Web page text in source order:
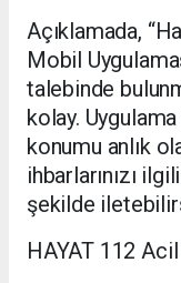
Açıklamada,
Mobil
talebinde
kolay.
konumu anlık
ihbarlarınızı
şekilde
HAYAT 112